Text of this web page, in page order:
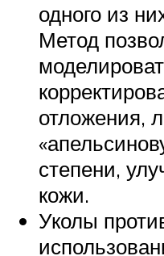
одного из
Метод
отложения,
степени,
кожи.
Уколы